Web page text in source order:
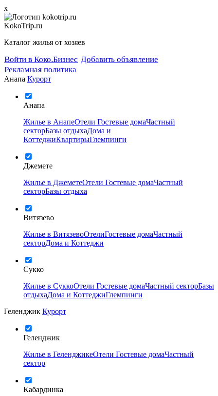
x
KokoTrip.ru
Каталог жилья от хозяев
Войти в Коко.Бизнес Добавить объявление
Рекламная политика
Анапа Курорт
Анапа
Жилье в АнапеОтели Гостевые домаЧастный
секторБазы отдыхаДома и
КоттеджиКвартирыГлемпинги
Джемете
Жилье в ДжеметеОтели Гостевые домаЧастный
секторБазы отдыха
Витязево
Жилье в ВитязевоОтелиГостевые домаЧастный
секторДома и Коттеджи
Сукко
Жилье в СуккоОтели Гостевые домаЧастный секторБазы
отдыхаДома и КоттеджиГлемпинги
Геленджик Курорт
Геленджик
Жилье в ГеленджикеОтели Гостевые домаЧастный
сектор
Кабардинка